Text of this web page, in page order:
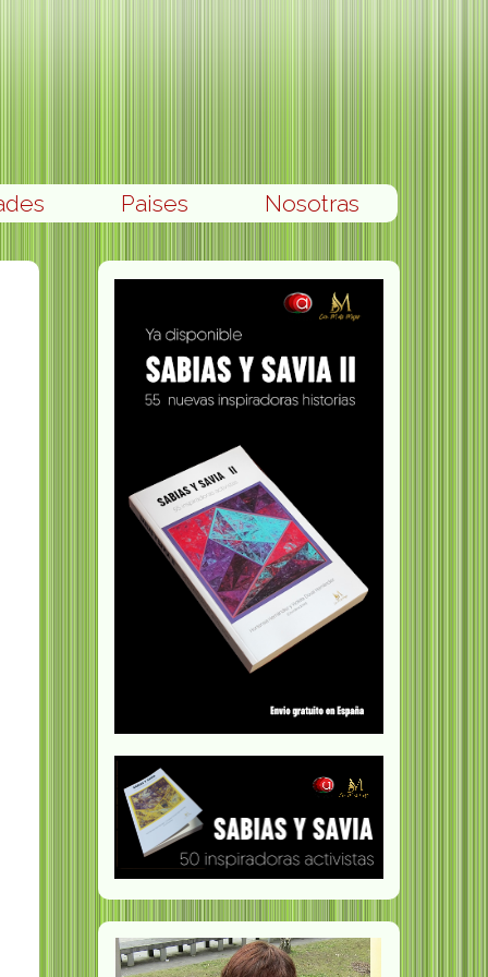
Nosotras
Paises